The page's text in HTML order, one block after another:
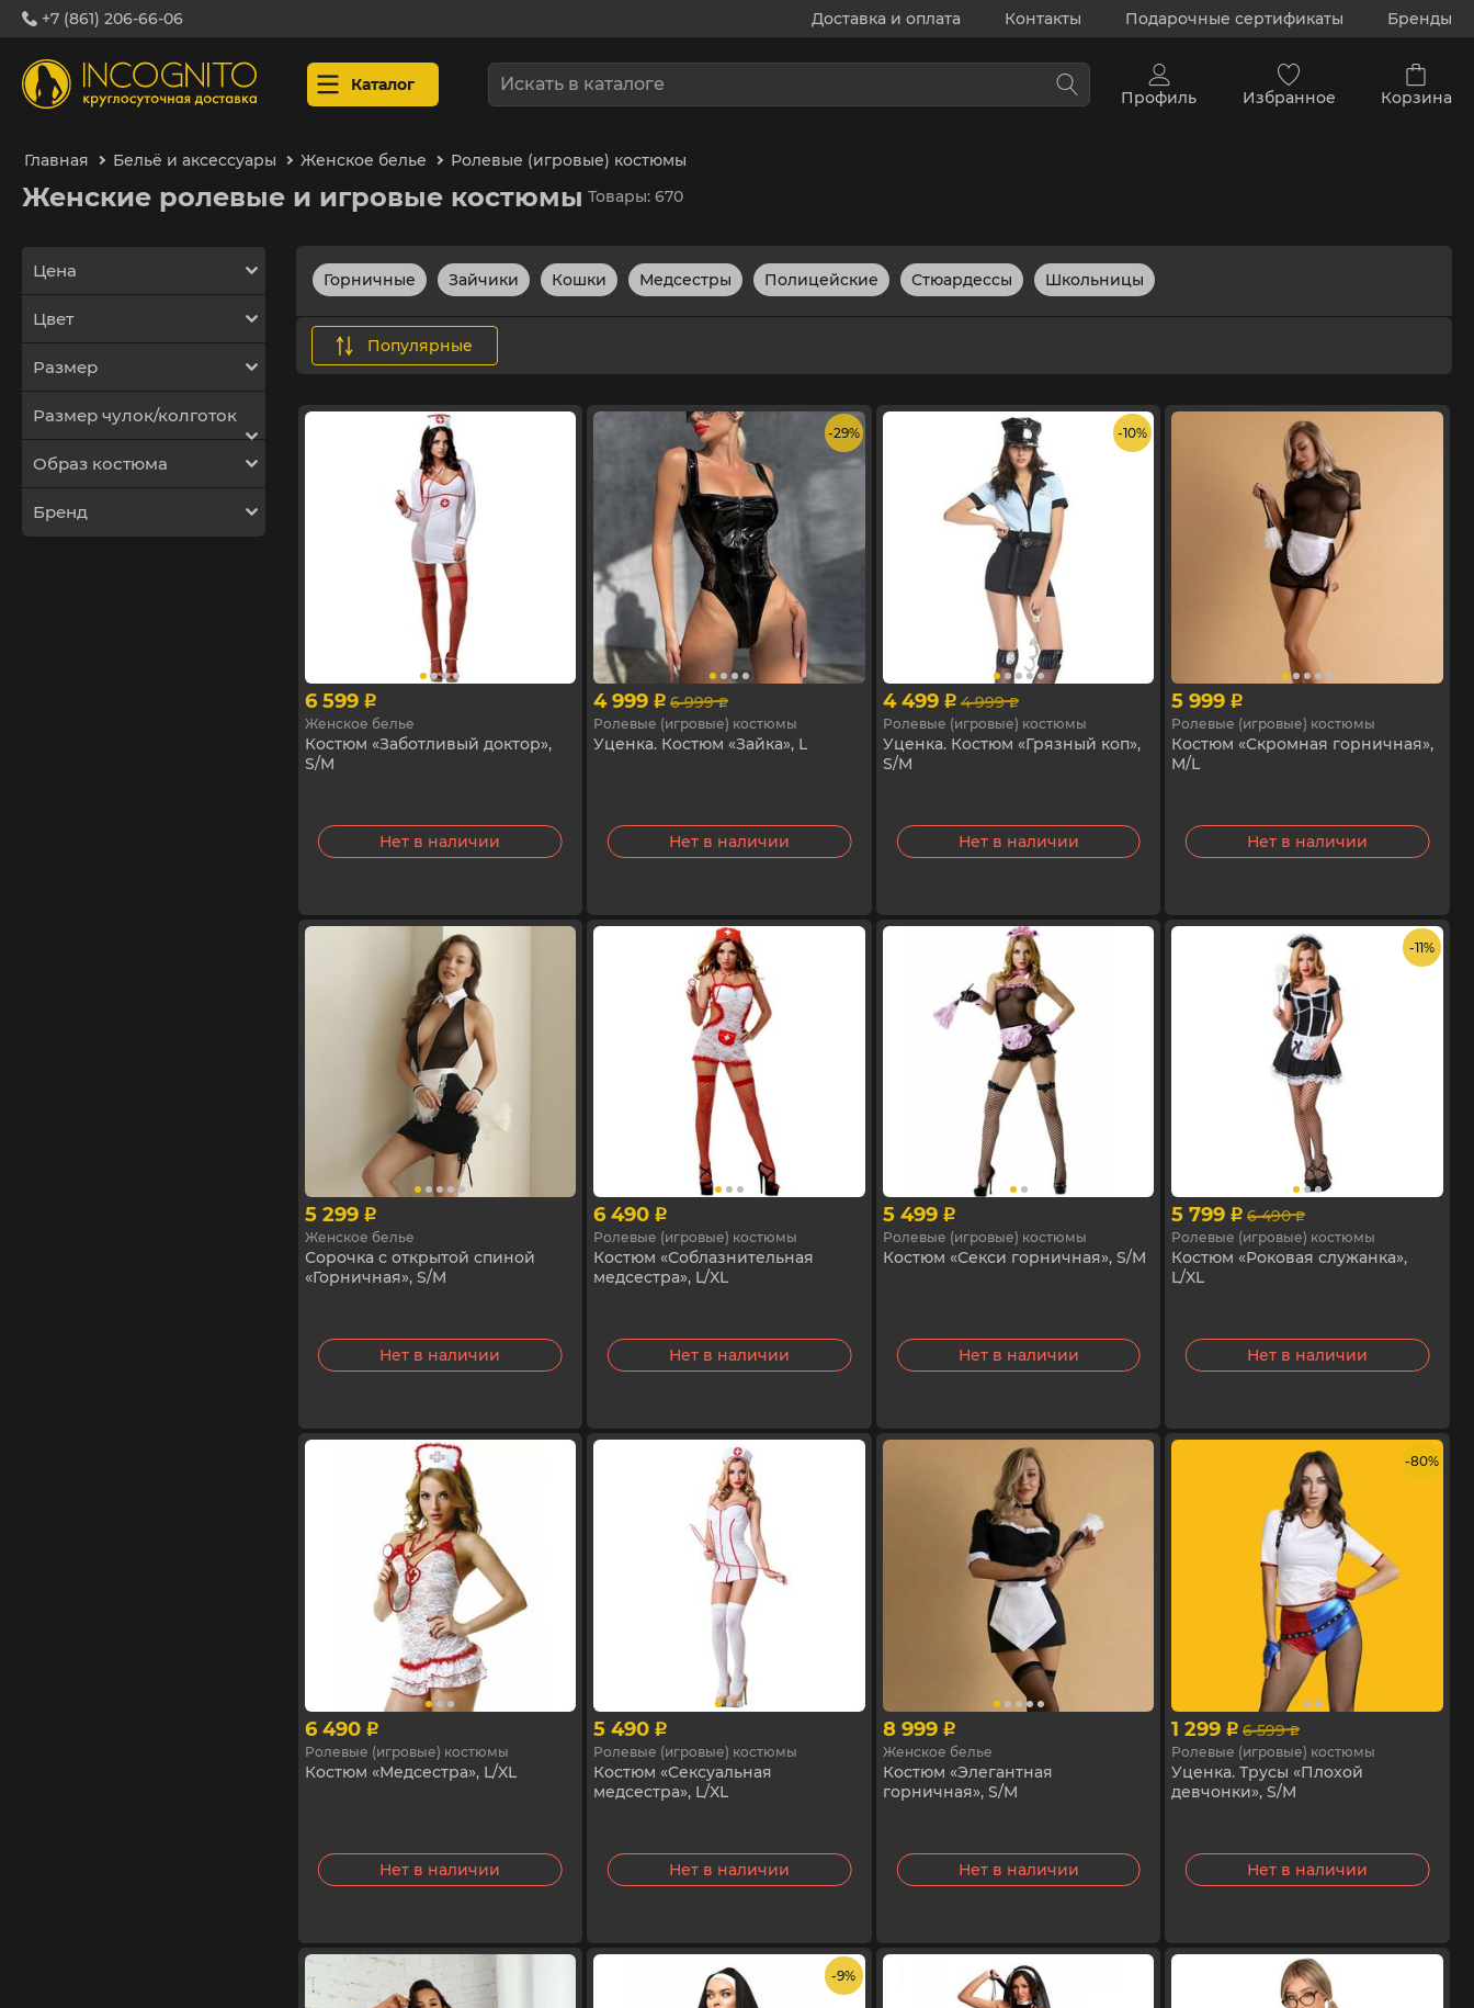
+7 (861) 206-66-06 Доставка и оплата Контакты Подарочные сертификаты Бренды
Каталог
Профиль Избранное Корзина
Главная Бельё и аксессуары Женское белье Ролевые (игровые) костюмы
Женские ролевые и игровые костюмы Товары: 670
Цена
Цвет
Размер
Размер чулок/колготок
Образ костюма
Бренд
Горничные Зайчики Кошки Медсестры Полицейские Стюардессы Школьницы
популярные
6 599 p
Женское белье
Костюм «Заботливый доктор»,
S/M
Нет в наличии
- 29%
4 999 p 6 999 p
Ролевые (игровые) костюмы
Уценка. Костюм «Зайка», L
Нет в наличии
- 10%
4 499 p 4 999 p
Ролевые (игровые) костюмы
Уценка. Костюм «Грязный коп»,
S/M
Нет в наличии
5 999 p
Ролевые (игровые) костюмы
Костюм «Скромная горничная»,
M/L
Нет в наличии
5 299 p
Женское белье
Сорочка с открытой спиной
«Горничная», S/M
Нет в наличии
6 490 p
Ролевые (игровые) костюмы
Костюм «Соблазнительная
медсестра», L/XL
Нет в наличии
5 499 p
Ролевые (игровые) костюмы
Костюм «Секси горничная», S/M
Нет в наличии
- 11%
5 799 p 6 490 p
Ролевые (игровые) костюмы
Костюм «Роковая служанка»,
L/XL
Нет в наличии
6 490 p
Ролевые (игровые) костюмы
Костюм «Медсестра», L/XL
Нет в наличии
5 490 p
Ролевые (игровые) костюмы
Костюм «Сексуальная
медсестра», L/XL
Нет в наличии
8 999 p
Женское белье
Костюм «Элегантная
горничная», S/M
Нет в наличии
- 80%
1 299 p 6 599 p
Ролевые (игровые) костюмы
Уценка. Трусы «Плохой
девчонки», S/M
Нет в наличии
- 9%